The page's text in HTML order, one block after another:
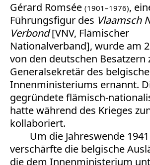
Gérard Romsée (1901–1976),
Führungsfigur des Vlaamsch
Verbond[VNV, Flämischer
Nationalverband], wurde am
von den deutschen Besatzern
Generalsekretär des
Innenministeriums ernannt.
gegründete flämisch-
hatte während des Krieges
kollaboriert.
Um die Jahreswende
verschärfte die belgische
die dem Innenministerium